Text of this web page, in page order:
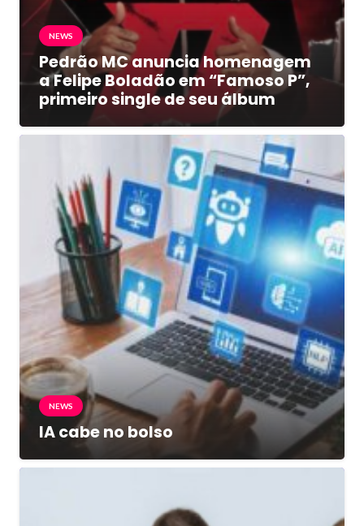
NEWS
Pedrão MC anuncia homenagem
a Felipe Boladão em “Famoso P”,
primeiro single de seu álbum
NEWS
IA cabe no bolso